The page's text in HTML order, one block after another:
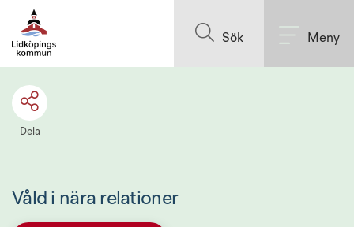
Sök Meny
Dela
Våld i nära relationer